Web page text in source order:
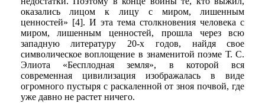
оказались лицом к лицу с миром, лишенным
ценностей» [4]. И эта тема столкновения человека с
миром, лишенным ценностей, прошла через всю
западную литературу 20-х годов, найдя свое
символическое воплощение в знаменитой поэме Т. С.
Элиота «Бесплодная земля», в которой вся
современная цивилизация изображалась в виде
огромного пустыря с раскаленной от зноя почвой, где
уже давно не растет ничего.